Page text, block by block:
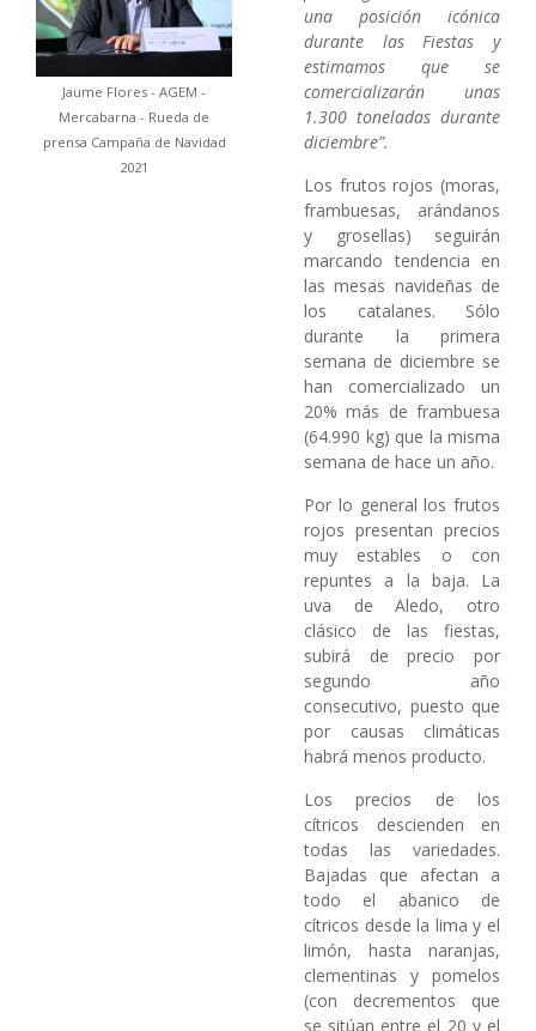
Jaume Flores - AGEM -
Mercabarna - Rueda de
prensa Campaña de Navidad
2021
una posición icónica
durante las Fiestas y
estimamos que se
comercializarán unas
1.300 toneladas durante
diciembre”.
Los frutos rojos (moras,
frambuesas, arándanos
y grosellas) seguirán
marcando tendencia en
las mesas navideñas de
los catalanes. Sólo
durante la primera
semana de diciembre se
han comercializado un
20% más de frambuesa
(64.990 kg) que la misma
semana de hace un año.
Por lo general los frutos
rojos presentan precios
muy estables o con
repuntes a la baja. La
uva de Aledo, otro
clásico de las fiestas,
subirá de precio por
segundo año
consecutivo, puesto que
por causas climáticas
habrá menos producto.
Los precios de los
cítricos descienden en
todas las variedades.
Bajadas que afectan a
todo el abanico de
cítricos desde la lima y el
limón, hasta naranjas,
clementinas y pomelos
(con decrementos que
se sitúan entre el 20 y el